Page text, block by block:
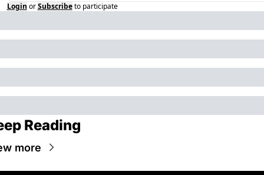
Login or Subscribe to participate
Reading
more